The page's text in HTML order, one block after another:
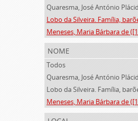
nome
Todos